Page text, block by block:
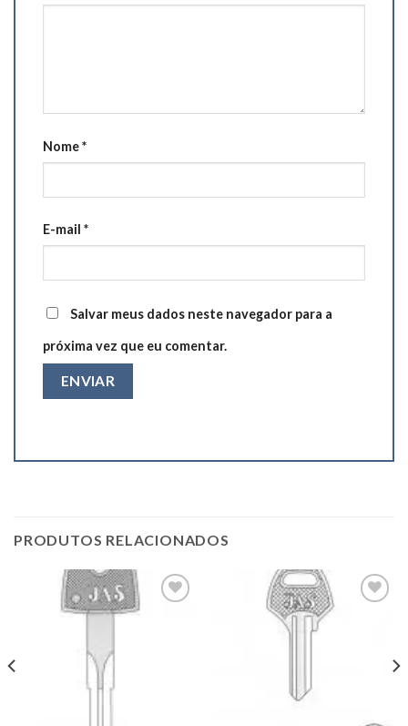
Nome*
E-mail *
Salvar meus dados neste navegador para a
próxima vez que eu comentar.
PRODUTOS RELACIONADOS